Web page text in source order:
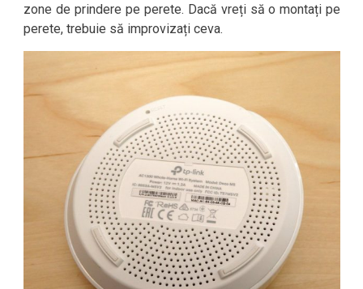
zone de prindere pe perete. Dacă vreți să o montați pe
perete, trebuie să improvizați ceva.